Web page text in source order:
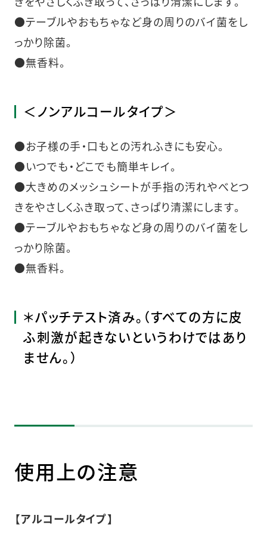
●テーブルやおもちゃなど身の周りのバイ菌をし
っかり除菌。
●無香料。
＜ノンアルコールタイプ＞
●お子様の手・口もとの汚れふきにも安心。
●いつでも・どこでも簡単キレイ。
●大きめのメッシュシートが手指の汚れやべとつ
きをやさしくふき取って、さっぱり清潔にします。
●テーブルやおもちゃなど身の周りのバイ菌をし
っかり除菌。
●無香料。
＊パッチテスト済み。（すべての方に皮
ふ刺激が起きないというわけではあり
ません。）
使用上の注意
【アルコールタイプ】